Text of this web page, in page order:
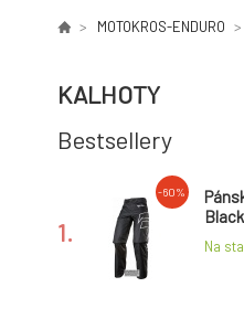
MOTOKROS-ENDURO
KALHOTY
Bestsellery
1.
-60%
Black
Na